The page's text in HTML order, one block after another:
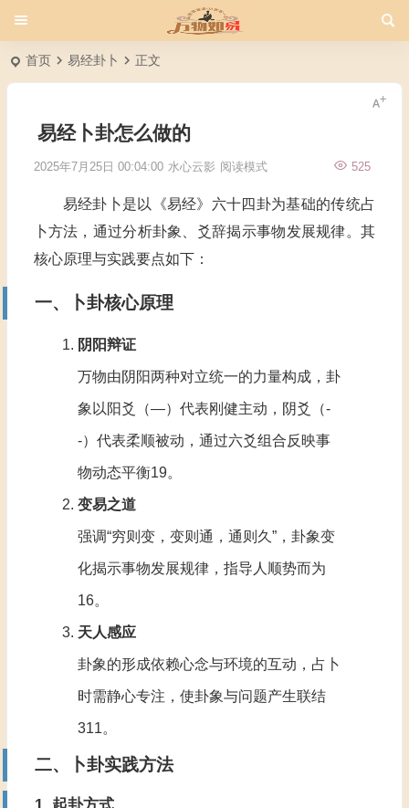
首页 易经卦卜 正文
易经卜卦怎么做的
2025年7月25日 00:04:00 水心云影 525
阅读模式
易经卦卜是以《易经》六十四卦为基础的传统占
卜方法，通过分析卦象、爻辞揭示事物发展规律。其
核心原理与实践要点如下：
一、卜卦核心原理
阴阳辩证
万物由阴阳两种对立统一的力量构成，卦
象以阳爻（—）代表刚健主动，阴爻（-
-）代表柔顺被动，通过六爻组合反映事
物动态平衡‌19。
变易之道
强调“穷则变，变则通，通则久”，卦象变
化揭示事物发展规律，指导人顺势而为‌
16。
天人感应
卦象的形成依赖心念与环境的互动，占卜
时需静心专注，使卦象与问题产生联结‌
311。
二、卜卦实践方法